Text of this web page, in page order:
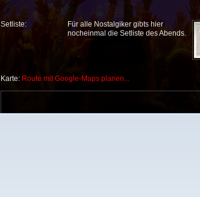
Setliste:
Für alle Nostalgiker gibts hier
nocheinmal die Setliste des Abends.
Karte: Route mit Google-Maps planen...